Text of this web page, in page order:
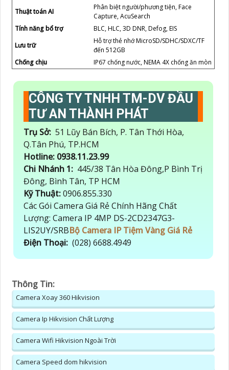
Thuật toán AI
Phân biệt người/phương tiện, Face
Capture, AcuSearch
Tính năng bổ trợ
BLC, HLC, 3D DNR, Defog, EIS
Lưu trữ
Hỗ trợ thẻ nhớ MicroSD/SDHC/SDXC/TF
đến 512GB
Chống chịu
IP67 chống nước, NEMA 4X chống ăn mòn
CÔNG TY TNHH TM-DV ĐẦU
TƯ AN THÀNH PHÁT
Trụ Sở: 51 Lũy Bán Bích, P. Tân Thới Hòa,
Q.Tân Phú, TP.HCM
Hotline: 0938.11.23.99
Chi Nhánh 1: 445/38 Tân Hòa Đông,P Bình Trị
Đông, Bình Tân, TP HCM
Kỹ Thuật:0906.855.330
Các Gói Camera Giá Rẻ Chính Hãng Chất
Lượng: Camera IP 4MP DS-2CD2347G3-
LIS2UY/SRBBộ Camera IP Tiệm Vàng Giá Rẻ
Điện Thoại: (028) 6688.4949
Thông Tin:
Camera Xoay 360 Hikvision
Camera Ip Hikvision Chất Lượng
Camera Wifi Hikvision Ngoài Trời
Camera Speed dom hikvision